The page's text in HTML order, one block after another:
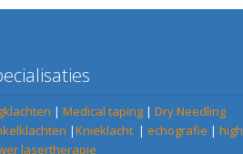
| Medical taping | Dry Needling
|Knieklacht | echografie | high
lasertherapie